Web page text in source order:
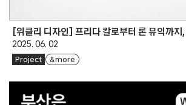
[위클리 디자인] 프리다 칼로부터 론 뮤익까지
2025. 06. 02
Project & more